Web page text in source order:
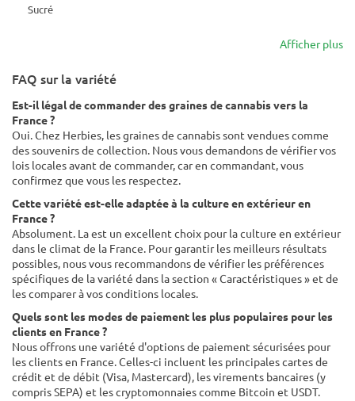
Sucré
Afficher plus
FAQ sur la variété
Est-il légal de commander des graines de cannabis vers la
France ?
Oui. Chez Herbies, les graines de cannabis sont vendues comme
des souvenirs de collection. Nous vous demandons de vérifier vos
lois locales avant de commander, car en commandant, vous
confirmez que vous les respectez.
Cette variété est-elle adaptée à la culture en extérieur en
France ?
Absolument. La est un excellent choix pour la culture en extérieur
dans le climat de la France. Pour garantir les meilleurs résultats
possibles, nous vous recommandons de vérifier les préférences
spécifiques de la variété dans la section « Caractéristiques » et de
les comparer à vos conditions locales.
Quels sont les modes de paiement les plus populaires pour les
clients en France ?
Nous offrons une variété d'options de paiement sécurisées pour
les clients en France. Celles-ci incluent les principales cartes de
crédit et de débit (Visa, Mastercard), les virements bancaires (y
compris SEPA) et les cryptomonnaies comme Bitcoin et USDT.